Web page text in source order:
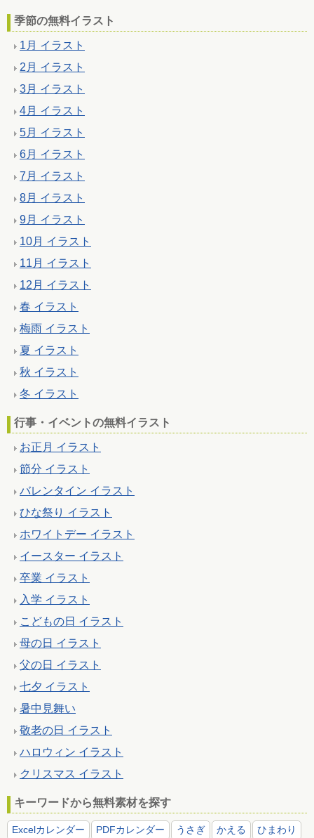
季節の無料イラスト
1月 イラスト
2月 イラスト
3月 イラスト
4月 イラスト
5月 イラスト
6月 イラスト
7月 イラスト
8月 イラスト
9月 イラスト
10月 イラスト
11月 イラスト
12月 イラスト
春 イラスト
梅雨 イラスト
夏 イラスト
秋 イラスト
冬 イラスト
行事・イベントの無料イラスト
お正月 イラスト
節分 イラスト
バレンタイン イラスト
ひな祭り イラスト
ホワイトデー イラスト
イースター イラスト
卒業 イラスト
入学 イラスト
こどもの日 イラスト
母の日 イラスト
父の日 イラスト
七夕 イラスト
暑中見舞い
敬老の日 イラスト
ハロウィン イラスト
クリスマス イラスト
キーワードから無料素材を探す
Excelカレンダー PDFカレンダー うさぎ かえる ひまわり